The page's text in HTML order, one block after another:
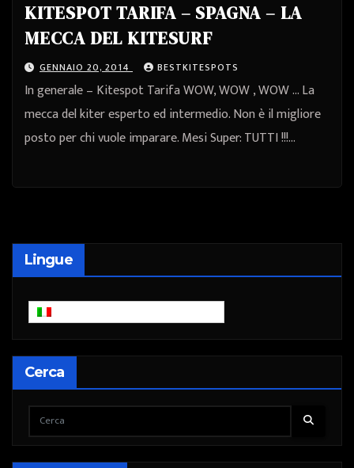
KITESPOT TARIFA – SPAGNA – LA
MECCA DEL KITESURF
GENNAIO 20, 2014 BESTKITESPOTS
In generale – Kitespot Tarifa WOW, WOW , WOW … La
mecca del kiter esperto ed intermedio. Non è il migliore
posto per chi vuole imparare. Mesi Super: TUTTI !!!…
Lingue
Cerca